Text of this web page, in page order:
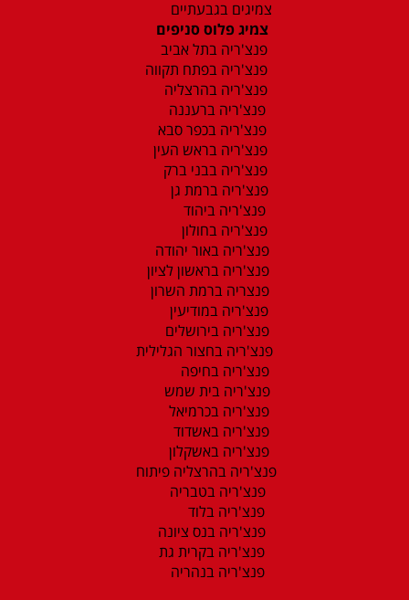
צמיגים בגבעתיים
צמיג פלוס סניפים
פנצ'ריה בתל אביב
פנצ'ריה בפתח תקווה
פנצ'ריה בהרצליה
פנצ'ריה ברעננה
פנצ'ריה בכפר סבא
פנצ'ריה בראש העין
פנצ'ריה בבני ברק
פנצ'ריה ברמת גן
פנצ'ריה ביהוד
פנצ'ריה בחולון
פנצ'ריה באור יהודה
פנצ'ריה בראשון לציון
פנצריה ברמת השרון
פנצ'ריה במודיעין
פנצ'ריה בירושלים
פנצ'ריה בחצור הגלילית
פנצ'ריה בחיפה
פנצ'ריה בית שמש
פנצ'ריה בכרמיאל
פנצ'ריה באשדוד
פנצ'ריה באשקלון
פנצ'ריה בהרצליה פיתוח
פנצ'ריה בטבריה
פנצ'ריה בלוד
פנצ'ריה בנס ציונה
פנצ'ריה בקרית גת
פנצ'ריה בנהריה